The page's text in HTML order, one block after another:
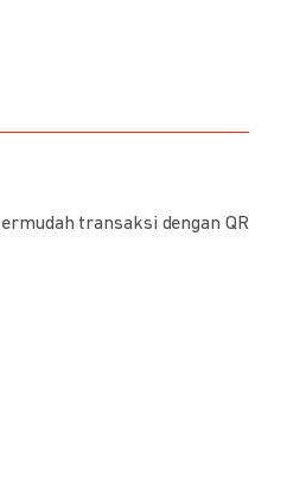
transaksi dengan QR